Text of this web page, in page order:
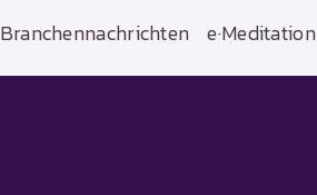
Branchennachrichten e·Meditation